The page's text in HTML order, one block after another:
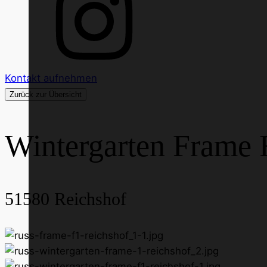
Kontakt aufnehmen
Zurück zur Übersicht
Wintergarten Frame
51580 Reichshof